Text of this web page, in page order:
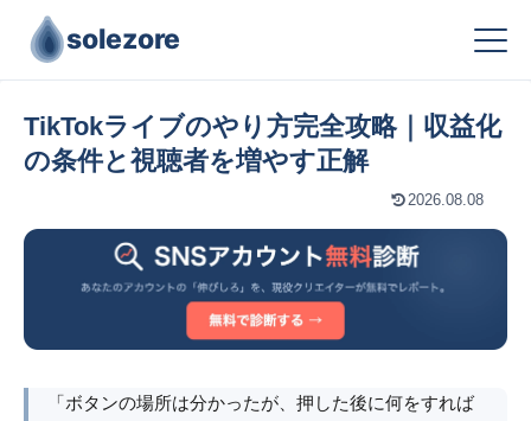
solezore
TikTokライブのやり方完全攻略｜収益化
の条件と視聴者を増やす正解
2026.08.08
「ボタンの場所は分かったが、押した後に何をすれば